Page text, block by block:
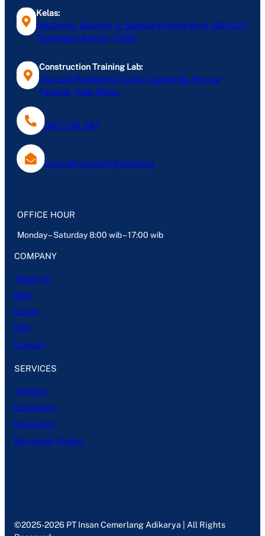
Kelas:
EduCenter Building, Jl. Sekolah Foresta No 8, BSD City,
Tangerang, Banten, 15331
Construction Training Lab:
The Leaf Residence, Cluster Alamanda, Parung
Panjang – Kab. Bogor
0817-210-384
ica.publiccourse@gmail.com
OFFICE HOUR
Monday – Saturday 8:00 wib – 17:00 wib
COMPANY
About Us
Blog
Ebook
FAQ
Contact
SERVICES
Training
Consulting
Recruiting
Manpower Supply
©2025-2026 PT Insan Cemerlang Adikarya | All Rights